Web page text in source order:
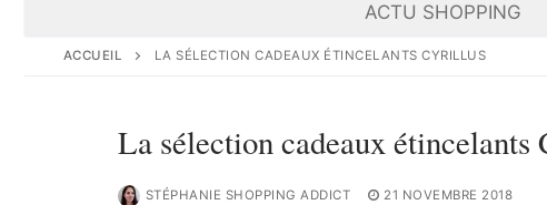
ACTU SHOPPING
ACCUEIL LA SÉLECTION CADEAUX ÉTINCELANTS CYRILLUS
La sélection cadeaux
STÉPHANIE SHOPPING ADDICT 21 NOVEMBRE 2018